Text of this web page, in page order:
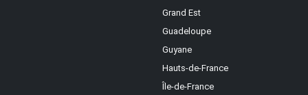
Grand Est
Guadeloupe
Guyane
Hauts-de-France
Île-de-France